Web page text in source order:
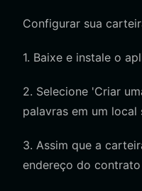
Configurar sua
1. Baixe e instale o
2. Selecione 'Criar
palavras em um
3. Assim que a
endereço do